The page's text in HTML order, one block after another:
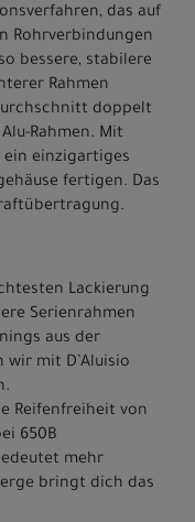
das auf
Rohrverbindungen
bessere, stabilere
Rahmen
doppelt
Rahmen. Mit
ein einzigartiges
fertigen. Das
Lackierung
Serienrahmen
aus der
wir mit D’Aluisio
Reifenfreiheit von
650B
mehr
bringt dich das